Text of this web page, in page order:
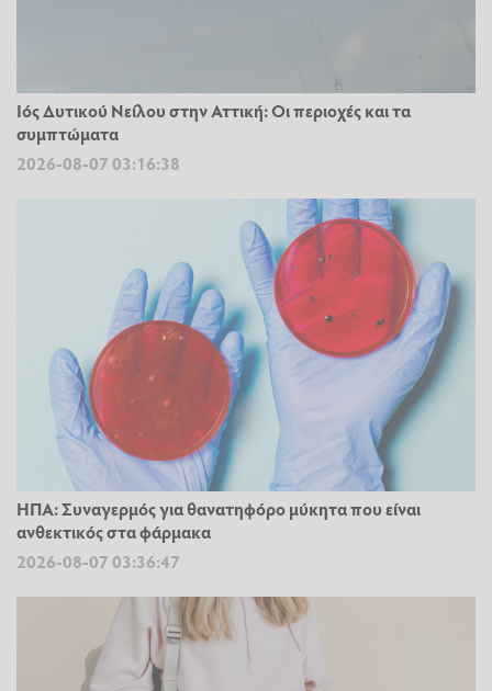
Ιός Δυτικού Νείλου στην Αττική: Οι περιοχές και τα
συμπτώματα
2026-08-07 03:16:38
ΗΠΑ: Συναγερμός για θανατηφόρο μύκητα που είναι
ανθεκτικός στα φάρμακα
2026-08-07 03:36:47